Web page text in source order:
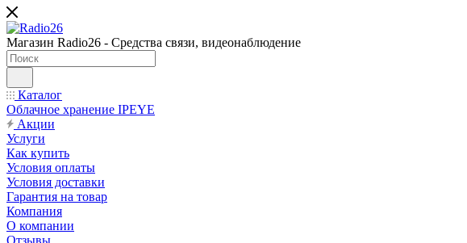
Магазин Radio26 - Средства связи, видеонаблюдение
Каталог
Облачное хранение IPEYE
Акции
Услуги
Как купить
Условия оплаты
Условия доставки
Гарантия на товар
Компания
О компании
Отзывы